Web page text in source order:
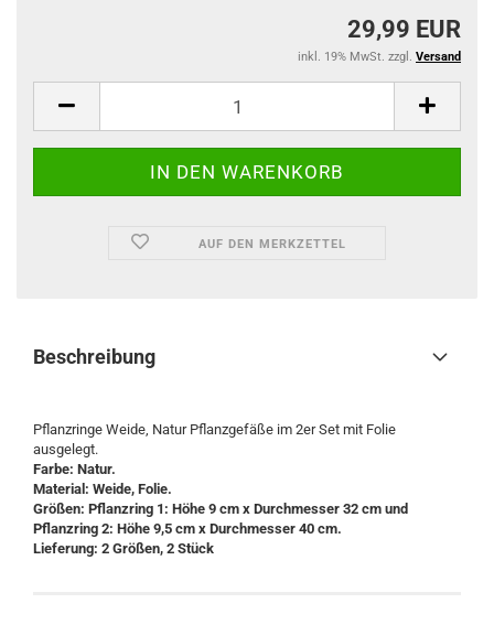
29,99 EUR
inkl. 19% MwSt. zzgl. Versand
AUF DEN MERKZETTEL
Beschreibung
Pflanzringe Weide, Natur Pflanzgefäße im 2er Set mit Folie
ausgelegt.
Farbe: Natur.
Material: Weide, Folie.
Größen: Pflanzring 1: Höhe 9 cm x Durchmesser 32 cm und
Pflanzring 2: Höhe 9,5 cm x Durchmesser 40 cm.
Lieferung: 2 Größen, 2 Stück